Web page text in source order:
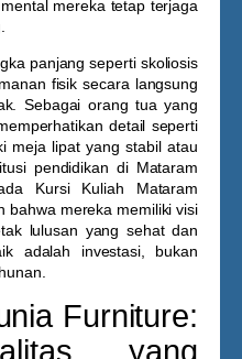
mereka tetap terjaga
panjang seperti skoliosis
fisik secara langsung
Sebagai orang tua yang
detail seperti
meja lipat yang stabil atau
pendidikan di Mataram
Kursi Kuliah Mataram
bahwa mereka memiliki visi
lulusan yang sehat dan
adalah investasi, bukan
Furniture:
yang